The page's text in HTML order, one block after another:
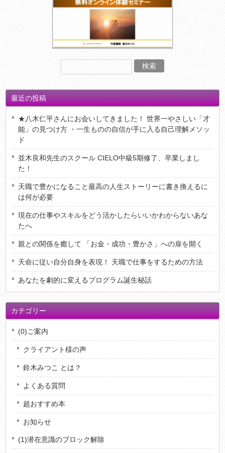
最近の投稿
★八木仁平さんにお会いしてきました！ 世界一やさしい「才
能」の見つけ方 ・一生ものの自信が手に入る自己理解メソッ
ド
並木良和先生のスクール CIELO中級5期修了、卒業しまし
た！
天職で豊かになること最高の人生ストーリーに書き換えるに
は何が必要
現在の仕事やスキルをどう活かしたらいいかわからないあな
たへ
親との関係を癒して 「お金・成功・豊かさ」への扉を開く
天命に従い自分自身を表現！ 天職で仕事をするための方法
あなたを劇的に変えるプログラム誕生秘話
カテゴリー
(0)ご案内
クライアント様の声
鈴木みつこ とは？
よくある質問
超おすすめ本
お知らせ
(1)潜在意識のブロック解除